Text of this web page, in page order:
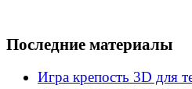
Последние материалы
Игра крепость 3D для